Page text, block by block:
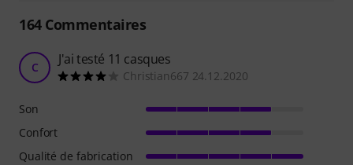
164Commentaires
C J'ai testé 11 casques
Christian667 24.12.2020
Son
Confort
Qualité de fabrication